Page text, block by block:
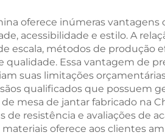
oferece inúmeras
acessibilidade e estilo. A
escala, métodos de
Essa vantagem de
suas limitações
qualificados que possuem
mesa de jantar fabricado na
resistência e avaliações de
oferece aos clientes